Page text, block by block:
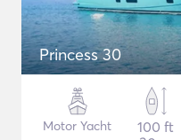
Princess 30
Motor Yacht
100 ft